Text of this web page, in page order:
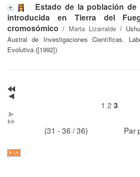
Estado de la población de
introducida en Tierra del
cromosómico / Marta Lizarralde/
Austral de Investigaciones Científicas.
Evolutiva ([1992])
1 2 3
(31 - 36 / 36) Par